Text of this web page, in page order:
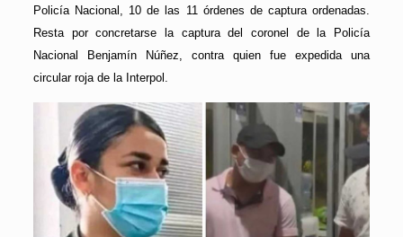
Policía Nacional, 10 de las 11 órdenes de captura ordenadas.
Resta por concretarse la captura del coronel de la Policía
Nacional Benjamín Núñez, contra quien fue expedida una
circular roja de la Interpol.